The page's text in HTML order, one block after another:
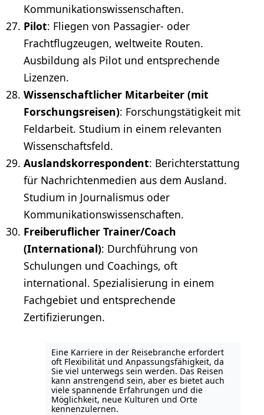
Kommunikationswissenschaften.
Pilot: Fliegen von Passagier- oder
Frachtflugzeugen, weltweite Routen.
Ausbildung als Pilot und entsprechende
Lizenzen.
Wissenschaftlicher Mitarbeiter (mit
Forschungsreisen): Forschungstätigkeit mit
Feldarbeit. Studium in einem relevanten
Wissenschaftsfeld.
Auslandskorrespondent: Berichterstattung
für Nachrichtenmedien aus dem Ausland.
Studium in Journalismus oder
Kommunikationswissenschaften.
Freiberuflicher Trainer/Coach
(International): Durchführung von
Schulungen und Coachings, oft
international. Spezialisierung in einem
Fachgebiet und entsprechende
Zertifizierungen.
Eine Karriere in der Reisebranche erfordert
oft Flexibilität und Anpassungsfähigkeit, da
Sie viel unterwegs sein werden. Das Reisen
kann anstrengend sein, aber es bietet auch
viele spannende Erfahrungen und die
Möglichkeit, neue Kulturen und Orte
kennenzulernen.